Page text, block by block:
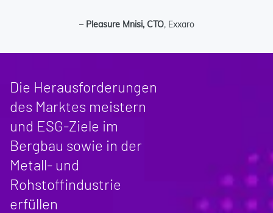
– Pleasure Mnisi, CTO, Exxaro
Die Herausforderungen
des Marktes meistern
und ESG-Ziele im
Bergbau sowie in der
Metall- und
Rohstoffindustrie
erfüllen